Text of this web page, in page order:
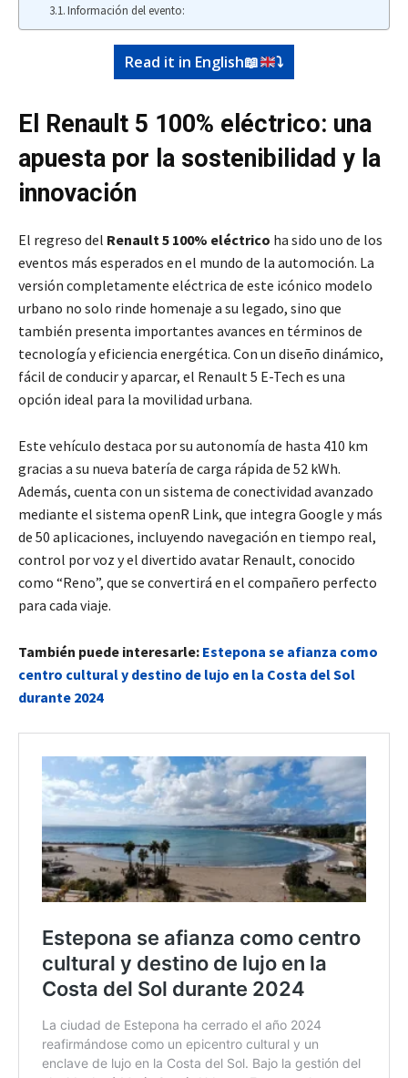
Información del evento:
Read it in English📖 ⤵️
El Renault 5 100% eléctrico: una
apuesta por la sostenibilidad y la
innovación
El regreso del Renault 5 100% eléctrico ha sido uno de los
eventos más esperados en el mundo de la automoción. La
versión completamente eléctrica de este icónico modelo
urbano no solo rinde homenaje a su legado, sino que
también presenta importantes avances en términos de
tecnología y eficiencia energética. Con un diseño dinámico,
fácil de conducir y aparcar, el Renault 5 E-Tech es una
opción ideal para la movilidad urbana.
Este vehículo destaca por su autonomía de hasta 410 km
gracias a su nueva batería de carga rápida de 52 kWh.
Además, cuenta con un sistema de conectividad avanzado
mediante el sistema openR Link, que integra Google y más
de 50 aplicaciones, incluyendo navegación en tiempo real,
control por voz y el divertido avatar Renault, conocido
como “Reno”, que se convertirá en el compañero perfecto
para cada viaje.
También puede interesarle: Estepona se afianza como
centro cultural y destino de lujo en la Costa del Sol
durante 2024